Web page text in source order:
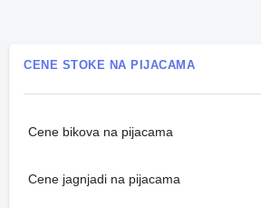
CENE STOKE NA PIJACAMA
Cene bikova na pijacama
Cene jagnjadi na pijacama